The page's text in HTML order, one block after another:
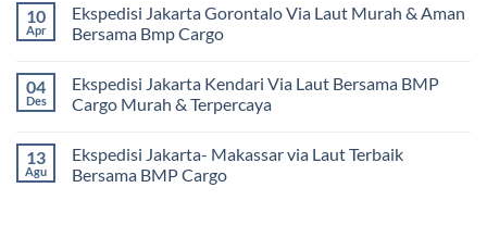
Murah
dan
Terpercaya
Cargo
Jakarta
ke
BMP
Cargo
komentar
pada
Ekspedisi
Kota
Bitung
Lebih
Kapal
Laut
10
Apr
Ekspedisi Jakarta Gorontalo Via Laut Murah & Aman
Bersama Bmp Cargo
komentar
pada
Ekspedisi
Via
Laut
Murah
04
Des
Ekspedisi Jakarta Kendari Via Laut Bersama BMP
Cargo Murah & Terpercaya
komentar
pada
Ekspedisi
13
Agu
Ekspedisi Jakarta- Makassar via Laut Terbaik
Bersama BMP Cargo